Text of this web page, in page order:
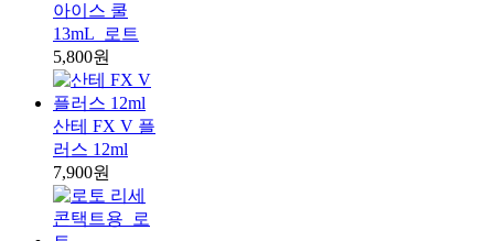
아이스 쿨
13mL_로트
5,800원
산테 FX V 플
러스 12ml
7,900원